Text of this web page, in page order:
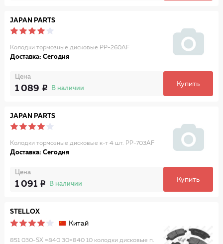
JAPAN PARTS
Колодки тормозные дисковые PP-260AF
Доставка: Сегодня
Цена
1 089 В наличии
Купить
JAPAN PARTS
Колодки тормозные дисковые к-т 4 шт. PP-703AF
Доставка: Сегодня
Цена
1 091 В наличии
Купить
STELLOX
Китай
851 030-SX =840 30=840 10 колодки дисковые п.